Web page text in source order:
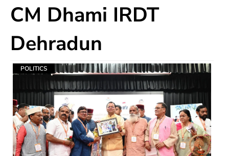
CM Dhami IRDT
Dehradun
POLITICS